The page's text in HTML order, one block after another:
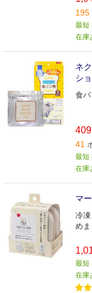
195
最短
在庫
ネ
シ
食パ
409
41
最短
在庫
マ
冷
めま
最短
在庫